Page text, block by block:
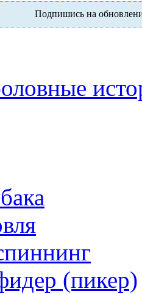
Подпишись на
(пикер)